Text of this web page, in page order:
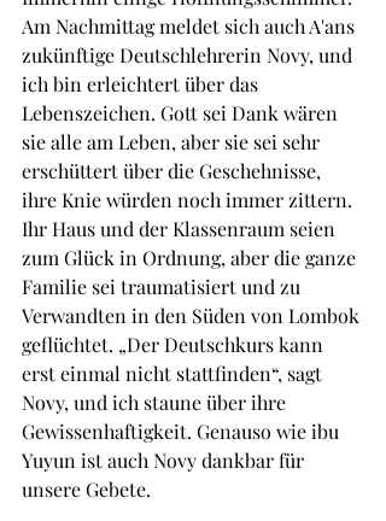
Am Nachmittag meldet sich auch A'ans
zukünftige Deutschlehrerin Novy, und
ich bin erleichtert über das
Lebenszeichen. Gott sei Dank wären
sie alle am Leben, aber sie sei sehr
erschüttert über die Geschehnisse,
ihre Knie würden noch immer zittern.
Ihr Haus und der Klassenraum seien
zum Glück in Ordnung, aber die ganze
Familie sei traumatisiert und zu
Verwandten in den Süden von Lombok
geflüchtet. „Der Deutschkurs kann
erst einmal nicht stattfinden“, sagt
Novy, und ich staune über ihre
Gewissenhaftigkeit. Genauso wie ibu
Yuyun ist auch Novy dankbar für
unsere Gebete.